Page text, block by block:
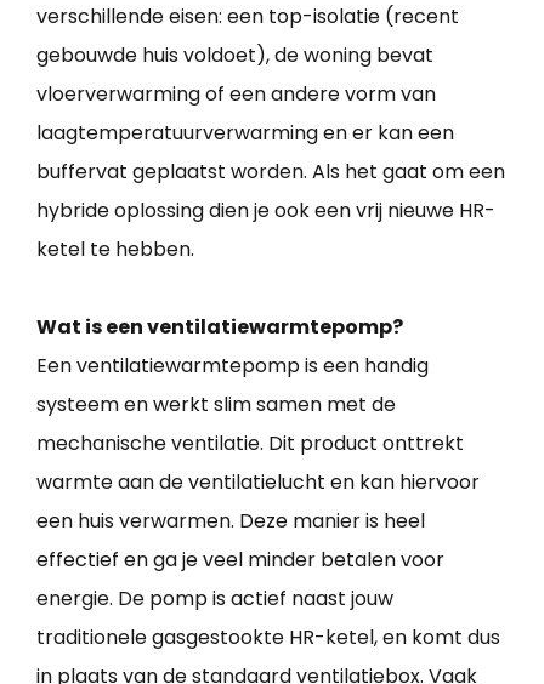
verschillende eisen: een top-isolatie (recent
gebouwde huis voldoet), de woning bevat
vloerverwarming of een andere vorm van
laagtemperatuurverwarming en er kan een
buffervat geplaatst worden. Als het gaat om een
hybride oplossing dien je ook een vrij nieuwe HR-
ketel te hebben.
Wat is een ventilatiewarmtepomp?
Een ventilatiewarmtepomp is een handig
systeem en werkt slim samen met de
mechanische ventilatie. Dit product onttrekt
warmte aan de ventilatielucht en kan hiervoor
een huis verwarmen. Deze manier is heel
effectief en ga je veel minder betalen voor
energie. De pomp is actief naast jouw
traditionele gasgestookte HR-ketel, en komt dus
in plaats van de standaard ventilatiebox. Vaak